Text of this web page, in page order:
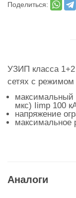
Поделиться:
УЗИП класса
сетях с режимом
максимальный
мкс) Iimp 100
напряжение
максимальное
Аналоги